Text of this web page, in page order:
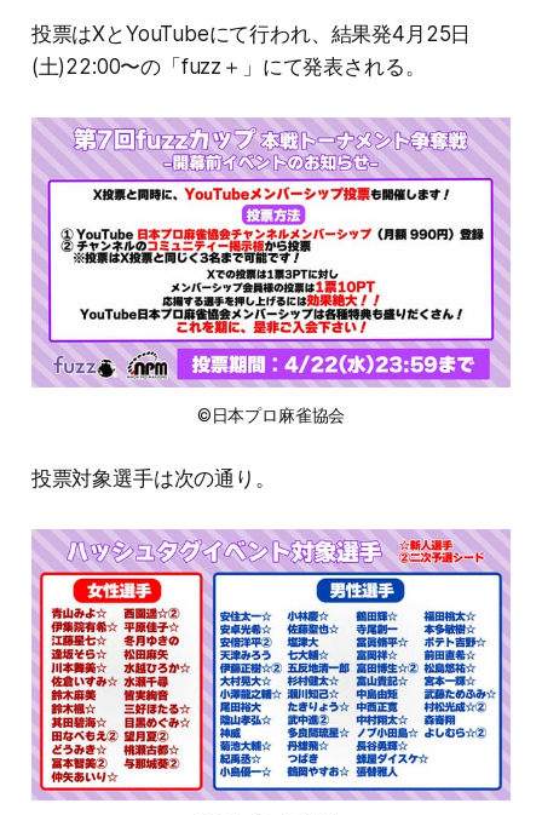
投票はXとYouTubeにて行われ、結果発4月25日
(土)22:00〜の「fuzz＋」にて発表される。
©日本プロ麻雀協会
投票対象選手は次の通り。